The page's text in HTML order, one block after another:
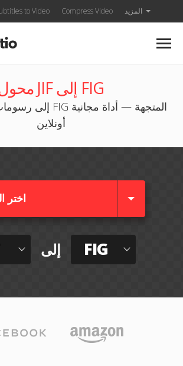
to Video Compress Video المزيد
محول JIF إلى FIG
أونلاين
اختر
إلى FIG